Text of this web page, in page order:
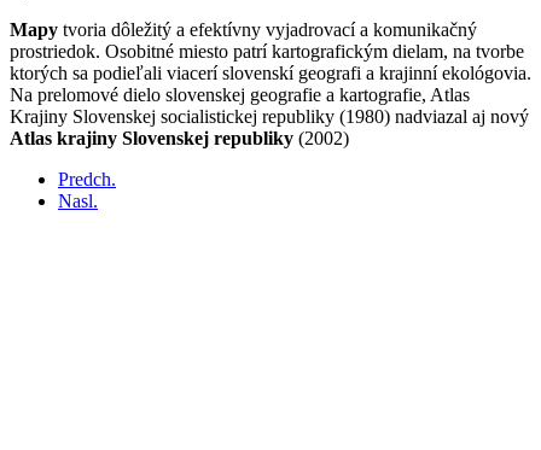
Mapy tvoria dôležitý a efektívny vyjadrovací a komunikačný
prostriedok. Osobitné miesto patrí kartografickým dielam, na tvorbe
ktorých sa podieľali viacerí slovenskí geografi a krajinní ekológovia.
Na prelomové dielo slovenskej geografie a kartografie, Atlas
Krajiny Slovenskej socialistickej republiky (1980) nadviazal aj nový
Atlas krajiny Slovenskej republiky (2002)
Predch.
Nasl.